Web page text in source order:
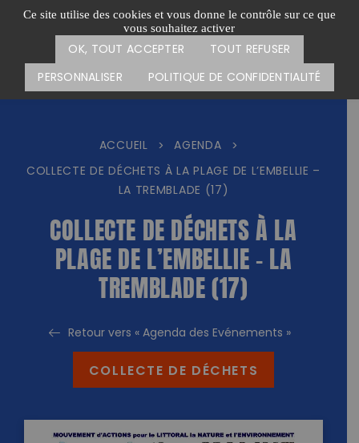
Ce site utilise des cookies et vous donne le contrôle sur ce que
vous souhaitez activer
OK, TOUT ACCEPTER
TOUT REFUSER
PERSONNALISER
POLITIQUE DE CONFIDENTIALITÉ
Passer
Menu
CARTE DES ACTIONS FAIRE UN DON
ACCUEIL > AGENDA
>
COLLECTE DE DÉCHETS À LA PLAGE DE L’EMBELLIE –
LA TREMBLADE (17)
COLLECTE DE DÉCHETS À LA
PLAGE DE L’EMBELLIE – LA
TREMBLADE (17)
Retour vers « Agenda des Evénements »
COLLECTE DE DÉCHETS